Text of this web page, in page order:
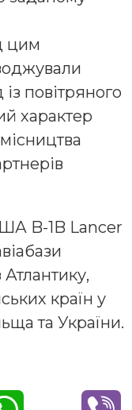
цим
із повітряного
характер
B-1B Lancer
країн у
та України.